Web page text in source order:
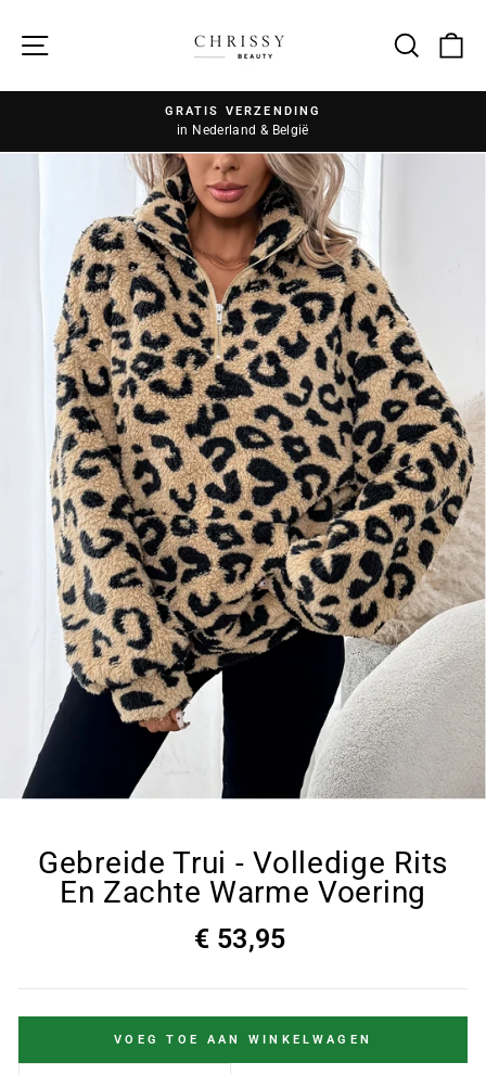
Zoek
GRATIS VERZENDING
in Nederland & België
Gebreide Trui - Volledige Rits
En Zachte Warme Voering
€ 53,95
VOEG TOE AAN WINKELWAGEN